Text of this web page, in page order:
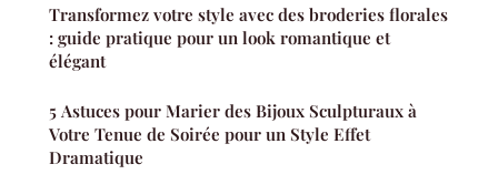
Transformez votre style avec des broderies florales
: guide pratique pour un look romantique et
élégant
5 Astuces pour Marier des Bijoux Sculpturaux à
Votre Tenue de Soirée pour un Style Effet
Dramatique